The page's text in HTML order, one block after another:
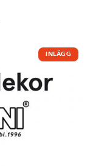
INLÄGG